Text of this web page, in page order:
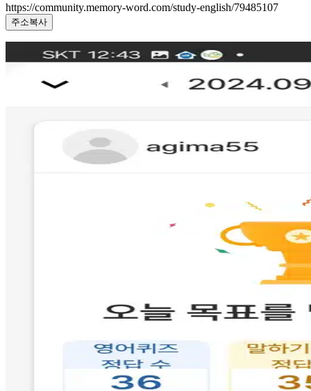
https://community.memory-word.com/study-english/79485107
주소복사